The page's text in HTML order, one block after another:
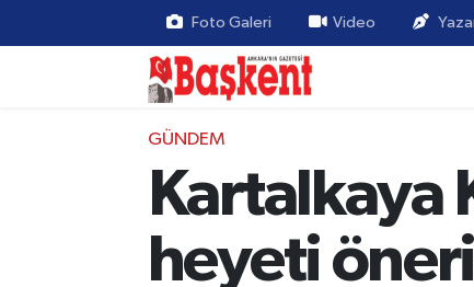
Foto Galeri Video
GÜNDEM
Kartalkaya
heyeti